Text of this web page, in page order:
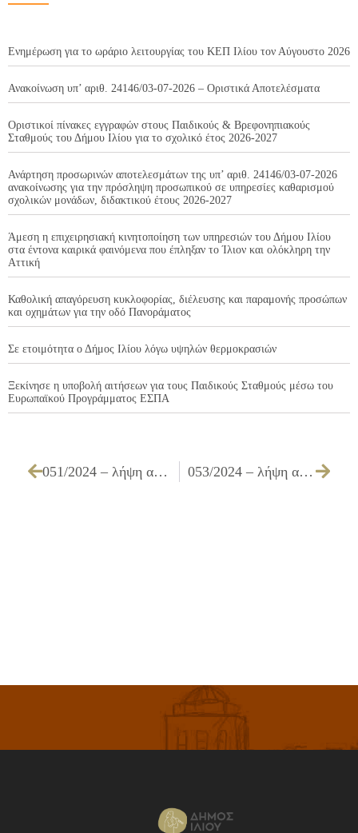
Ενημέρωση για το ωράριο λειτουργίας του ΚΕΠ Ιλίου τον Αύγουστο 2026
Ανακοίνωση υπ’ αριθ. 24146/03-07-2026 – Οριστικά Αποτελέσματα
Οριστικοί πίνακες εγγραφών στους Παιδικούς & Βρεφονηπιακούς
Σταθμούς του Δήμου Ιλίου για το σχολικό έτος 2026-2027
Ανάρτηση προσωρινών αποτελεσμάτων της υπ’ αριθ. 24146/03-07-2026
ανακοίνωσης για την πρόσληψη προσωπικού σε υπηρεσίες καθαρισμού
σχολικών μονάδων, διδακτικού έτους 2026-2027
Άμεση η επιχειρησιακή κινητοποίηση των υπηρεσιών του Δήμου Ιλίου
στα έντονα καιρικά φαινόμενα που έπληξαν το Ίλιον και ολόκληρη την
Αττική
Καθολική απαγόρευση κυκλοφορίας, διέλευσης και παραμονής προσώπων
και οχημάτων για την οδό Πανοράματος
Σε ετοιμότητα ο Δήμος Ιλίου λόγω υψηλών θερμοκρασιών
Ξεκίνησε η υποβολή αιτήσεων για τους Παιδικούς Σταθμούς μέσω του
Ευρωπαϊκού Προγράμματος ΕΣΠΑ
051/2024 – λήψη απόφασης επικαιροποίησης της 230/2023 ΑΟΕ 053/2024 – λήψη απόφασης παράτασης για το έργο ΕΠΙΣΚΕΥΗ ΜΟΝΩΣΕΩΝ ΣΕ ΣΧΟΛΙΚΑ ΣΥΓΚΡΟΤΗΜΑΤΑ